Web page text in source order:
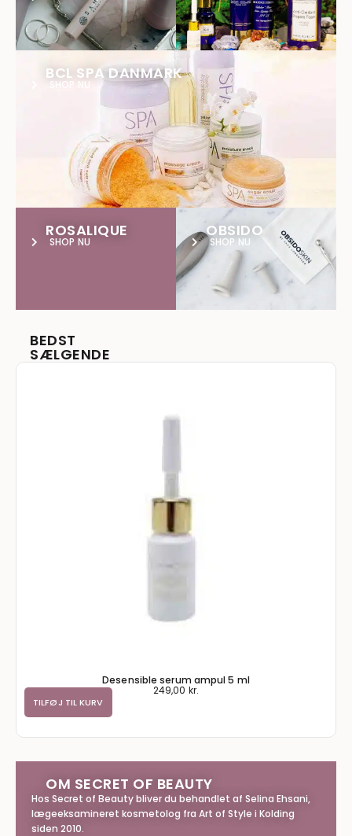
ROSALIQUE
SHOP NU
OBSIDO
SHOP NU
BCL SPA DANMARK
SHOP NU
BEDST
SÆLGENDE
Desensible serum ampul 5 ml
249,00 kr.
TILFØJ TIL KURV
OM SECRET OF BEAUTY
Hos Secret of Beauty bliver du behandlet af Selina Ehsani,
lægeeksamineret kosmetolog fra Art of Style i Kolding
siden 2010.